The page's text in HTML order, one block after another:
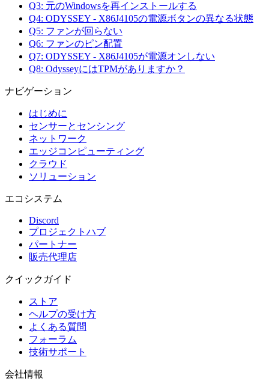
Q3: 元のWindowsを再インストールする
Q4: ODYSSEY - X86J4105の電源ボタンの異なる状態
Q5: ファンが回らない
Q6: ファンのピン配置
Q7: ODYSSEY - X86J4105が電源オンしない
Q8: OdysseyにはTPMがありますか？
ナビゲーション
はじめに
センサーとセンシング
ネットワーク
エッジコンピューティング
クラウド
ソリューション
エコシステム
Discord
プロジェクトハブ
パートナー
販売代理店
クイックガイド
ストア
ヘルプの受け方
よくある質問
フォーラム
技術サポート
会社情報